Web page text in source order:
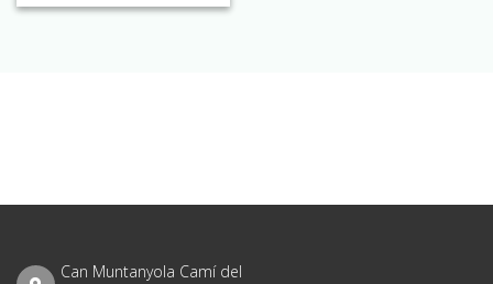
Can Muntanyola Camí del